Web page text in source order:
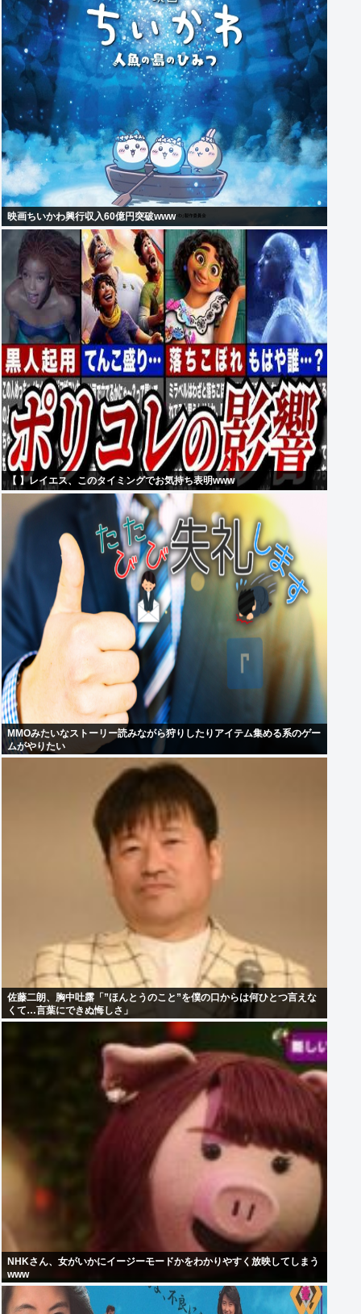
映画ちいかわ興行収入60億円突破www
【 】レイエス、このタイミングでお気持ち表明www
MMOみたいなストーリー読みながら狩りしたりアイテム集める系のゲー
ムがやりたい
佐藤二朗、胸中吐露「”ほんとうのこと”を僕の口からは何ひとつ言えな
くて…言葉にできぬ悔しさ」
NHKさん、女がいかにイージーモードかをわかりやすく放映してしまう
www